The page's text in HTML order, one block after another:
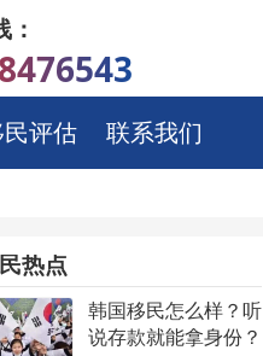
评估 联系我们
热点
韩国移民怎么样？听
说存款就能拿身份？